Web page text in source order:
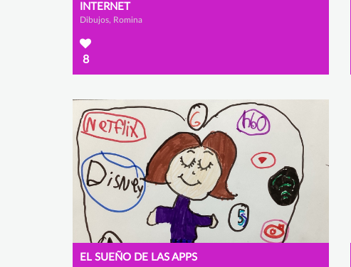
INTERNET
Dibujos, Romina
8
EL SUEÑO DE LAS APPS